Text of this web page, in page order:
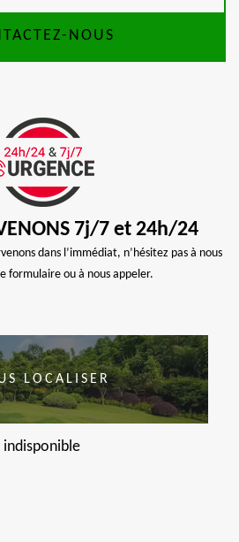
NOUS
7j/7 et 24h/24
dans l’immédiat, n’hésitez pas à nous
formulaire ou à nous appeler.
LOCALISER
indisponible